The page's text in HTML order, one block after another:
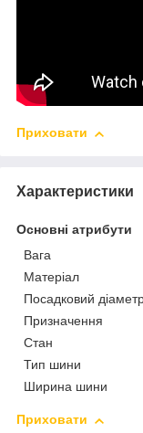
Приховати
Характеристики
Основні атрибути
Вага
Матеріал
Посадковий
Призначення
Стан
Тип шини
Ширина шини
Приховати